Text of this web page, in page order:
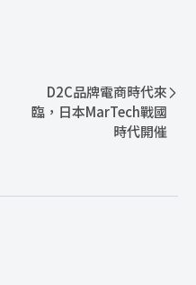
D2C品牌電商時代來
臨，日本MarTech戰國
時代開催